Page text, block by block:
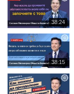
간
재
생
시
간
38:24
재
생
시
간
38:15